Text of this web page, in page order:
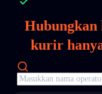
Hubungkan
kurir